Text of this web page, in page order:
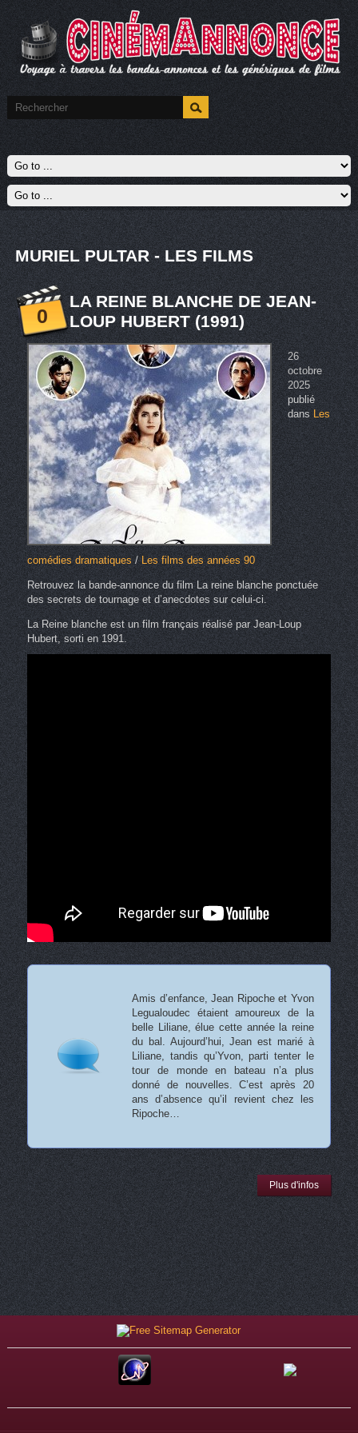
MURIEL PULTAR - LES FILMS
0
LA REINE BLANCHE DE JEAN-
LOUP HUBERT (1991)
26
octobre
2025
publié
dansLes
comédies dramatiques/ Les films des années 90
Retrouvez la bande-annonce du film La reine blanche ponctuée
des secrets de tournage et d’anecdotes sur celui-ci.
La Reine blanche est un film français réalisé par Jean-Loup
Hubert, sorti en 1991.
Amis d’enfance, Jean Ripoche et Yvon
Legualoudec étaient amoureux de la
belle Liliane, élue cette année la reine
du bal. Aujourd’hui, Jean est marié à
Liliane, tandis qu’Yvon, parti tenter le
tour de monde en bateau n’a plus
donné de nouvelles. C’est après 20
ans d’absence qu’il revient chez les
Ripoche…
Plus d'infos